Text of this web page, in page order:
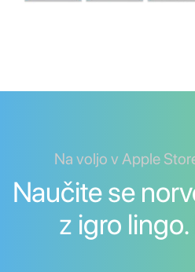
Na voljo v Apple
Naučite se
z igro